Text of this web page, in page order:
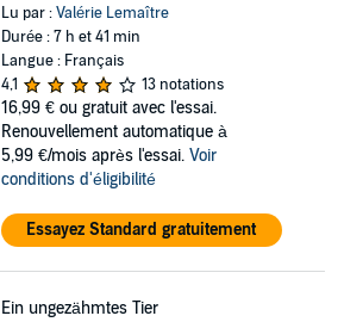
Lu par :Valérie Lemaître
Durée : 7 h et 41 min
Langue : Français
4,1
13 notations
16,99 € ou gratuit avec l'essai.
Renouvellement automatique à
5,99 €/mois après l'essai. Voir
conditions d'éligibilité
Essayez Standard gratuitement
Ein ungezähmtes Tier